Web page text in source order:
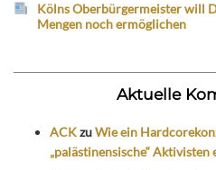
Kölns Oberbürgermeister will
Mengen noch ermöglichen
Aktuelle
ACKzuWie ein
„palästinensische“ Aktivisten